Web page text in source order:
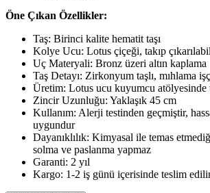
Öne Çıkan Özellikler:
Taş: Birinci kalite hematit taşı
Kolye Ucu: Lotus çiçeği, takıp
Uç Materyali: Bronz üzeri altın kaplama
Taş Detayı: Zirkonyum taşlı, mıhlama
Üretim: Lotus ucu kuyumcu atölyesinde
Zincir Uzunluğu: Yaklaşık 45 cm
Kullanım: Alerji testinden geçmiştir,
uygundur
Dayanıklılık: Kimyasal ile temas
solma ve paslanma yapmaz
Garanti: 2 yıl
Kargo: 1-2 iş günü içerisinde teslim